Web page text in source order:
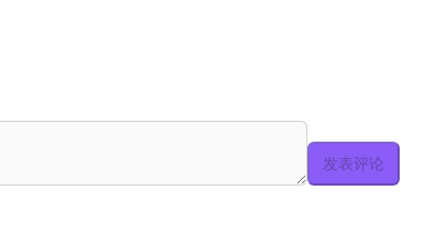
发表评论